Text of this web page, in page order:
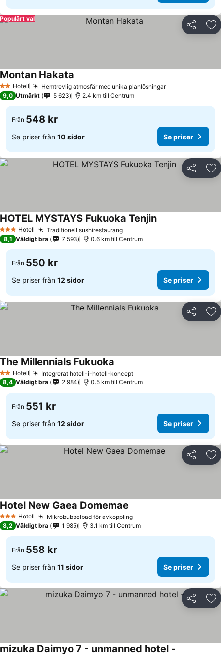
Dela
Populärt val
2 Stjärnor
Hotell Hemtrevlig atmosfär med unika planlösningar
Montan Hakata
9,0 Utmärkt 5 623 2.4 km till Centrum
Från 548 kr
Se priser från 10 sidor Se priser
Dela
3 StjärnorHotell Traditionell sushirestaurang
HOTEL MYSTAYS Fukuoka Tenjin
8,1 Väldigt bra 7 593 0.6 km till Centrum
Från 550 kr
Se priser från 12 sidor Se priser
Dela
2 Stjärnor
Hotell Integrerat hotell-i-hotell-koncept
The Millennials Fukuoka
8,4 Väldigt bra 2 984 0.5 km till Centrum
Från 551 kr
Se priser från 12 sidor Se priser
Dela
3 StjärnorHotell Mikrobubbelbad för avkoppling
Hotel New Gaea Domemae
8,2 Väldigt bra 1 985 3.1 km till Centrum
Från 558 kr
Se priser från 11 sidor Se priser
Dela
mizuka Daimyo 7 - unmanned hotel -